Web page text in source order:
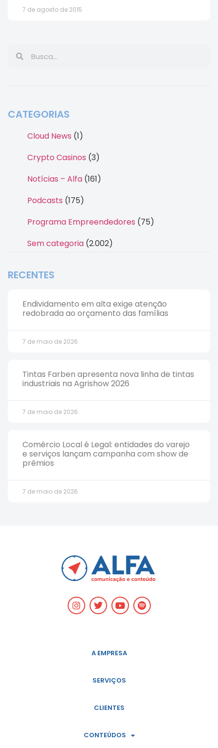
7 de agosto de 2015
CATEGORIAS
Cloud News (1)
Crypto Casinos (3)
Notícias – Alfa (161)
Podcasts (175)
Programa Empreendedores (75)
Sem categoria (2.002)
RECENTES
Endividamento em alta exige atenção
redobrada ao orçamento das famílias
7 de maio de 2026
Tintas Farben apresenta nova linha de tintas
industriais na Agrishow 2026
7 de maio de 2026
Comércio Local é Legal: entidades do varejo
e serviços lançam campanha com show de
prêmios
7 de maio de 2026
A EMPRESA
SERVIÇOS
CLIENTES
CONTEÚDOS